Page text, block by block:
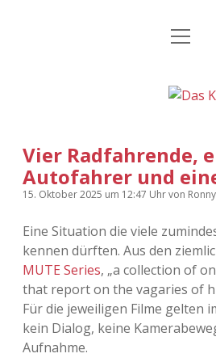
Kategorien
Doku
KFMW-Disco
kfmw.stuff
Nur mal so
Instagrams
Contact
facebook
instagram
rss
Menü
Vier Radfahrende,
Autofahrer und
15. Oktober 2025 um 12:47 Uhrvon Ronny
Eine Situation die viele
kennen dürften. Aus den
MUTE Series, „a collection of
that report on the vagaries of
Für die jeweiligen Filme gelten
kein Dialog, keine
Aufnahme.